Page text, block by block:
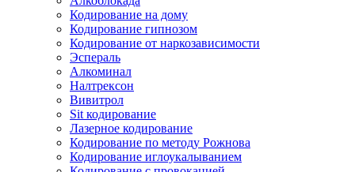
Кодирование на дому
Кодирование гипнозом
Кодирование от наркозависимости
Эспераль
Алкоминал
Налтрексон
Вивитрол
Sit кодирование
Лазерное кодирование
Кодирование по методу Рожнова
Кодирование иглоукалыванием